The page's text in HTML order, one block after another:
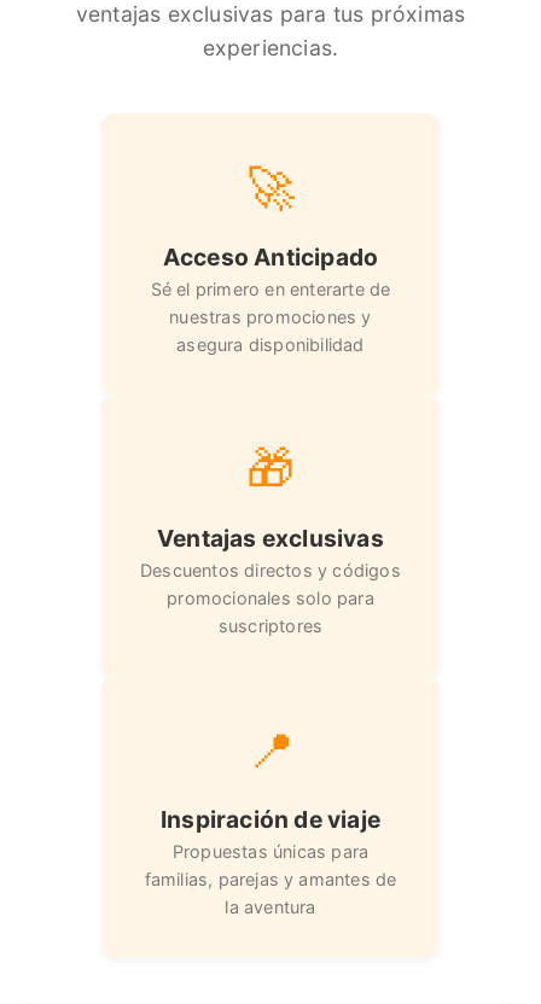
ventajas exclusivas para tus próximas
experiencias.
🚀
Acceso Anticipado
Sé el primero en enterarte de
nuestras promociones y
asegura disponibilidad
🎁
Ventajas exclusivas
Descuentos directos y códigos
promocionales solo para
suscriptores
📍
Inspiración de viaje
Propuestas únicas para
familias, parejas y amantes de
la aventura